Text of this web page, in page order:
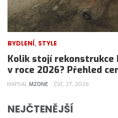
BYDLENÍ, STYLE
Kolik stojí rekonstrukce
v roce 2026? Přehled
NAPSAL MZONE ČVC 27, 2026
NEJČTENĚJŠÍ